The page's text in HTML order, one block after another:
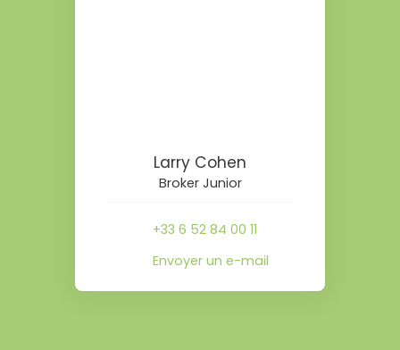
Larry Cohen
Broker Junior
+33 6 52 84 00 11
Envoyer un e-mail